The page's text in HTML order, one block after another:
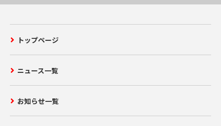
トップページ
ニュース一覧
お知らせ一覧